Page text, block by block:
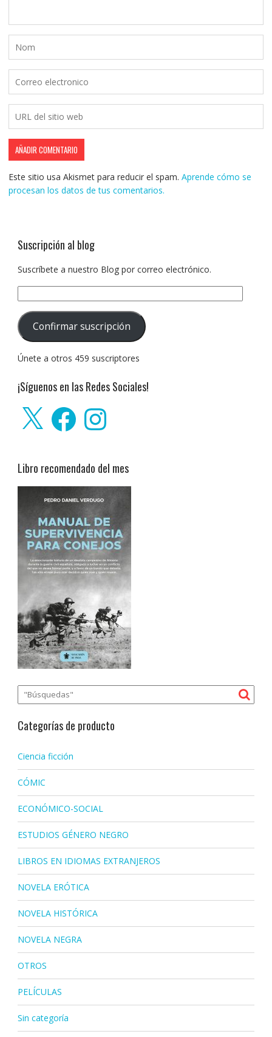
Este sitio usa Akismet para reducir el spam. Aprende cómo se
procesan los datos de tus comentarios.
Suscripción al blog
Suscríbete a nuestro Blog por correo electrónico.
de
correo
electrónico:
Confirmar suscripción
Únete a otros 459 suscriptores
¡Síguenos en las Redes Sociales!
FacebookInstagram
Libro recomendado del mes
Categorías de producto
Ciencia ficción
CÓMIC
ECONÓMICO-SOCIAL
ESTUDIOS GÉNERO NEGRO
LIBROS EN IDIOMAS EXTRANJEROS
NOVELA ERÓTICA
NOVELA HISTÓRICA
NOVELA NEGRA
OTROS
PELÍCULAS
Sin categoría